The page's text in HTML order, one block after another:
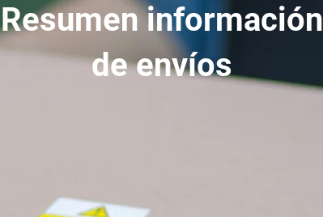
Resumen información
de envíos